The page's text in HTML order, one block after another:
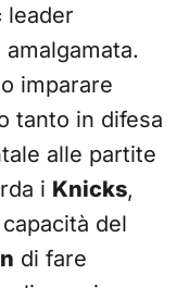
leader
imparare
tanto in difesa
alle partite
i Knicks,
del
di fare